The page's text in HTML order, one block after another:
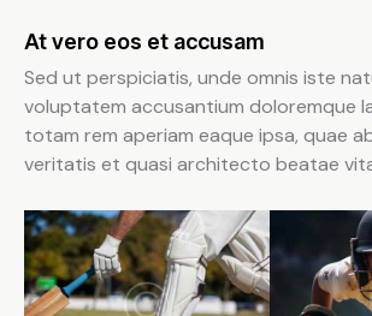
At vero eos et accusam
Sed ut perspiciatis, unde omnis iste
voluptatem accusantium doloremque
totam rem aperiam eaque ipsa, quae
veritatis et quasi architecto beatae